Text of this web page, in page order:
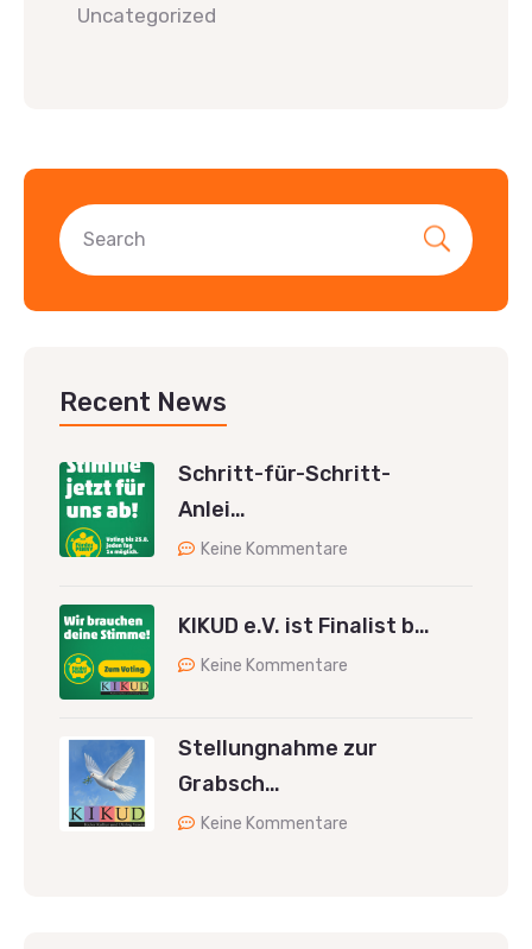
Uncategorized
Recent News
Schritt-für-Schritt-
Anlei…
Keine Kommentare
KIKUD e.V. ist Finalist b…
Keine Kommentare
Stellungnahme zur
Grabsch…
Keine Kommentare